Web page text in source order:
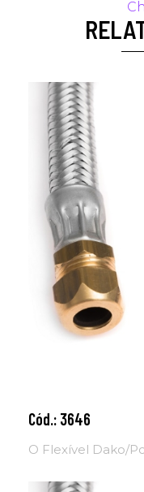
Cód.: 3646
O Flexível Dako/
Adicionar ao